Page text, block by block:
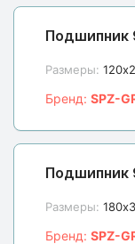
Подшипник
Размеры:
Бренд: SPZ-
Подшипник
Размеры:
Бренд: SPZ-